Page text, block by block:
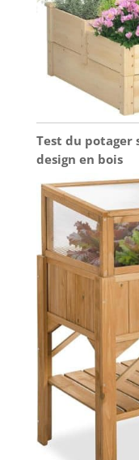
Test du
design en bois